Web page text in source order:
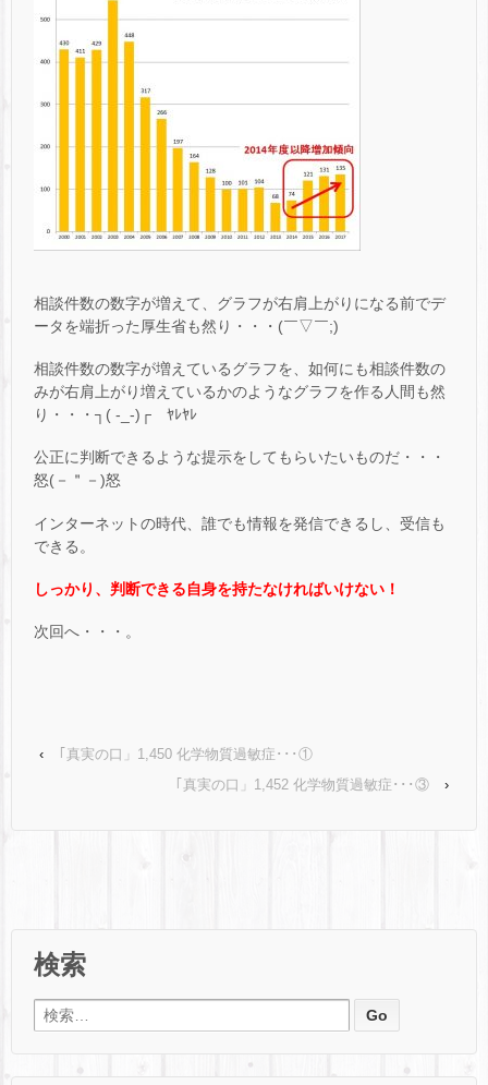
相談件数の数字が増えて、グラフが右肩上がりになる前でデ
ータを端折った厚生省も然り・・・(￣▽￣;)
相談件数の数字が増えているグラフを、如何にも相談件数の
みが右肩上がり増えているかのようなグラフを作る人間も然
り・・・┐( -_-)┌ ﾔﾚﾔﾚ
公正に判断できるような提示をしてもらいたいものだ・・・
怒(－＂－)怒
インターネットの時代、誰でも情報を発信できるし、受信も
できる。
しっかり、判断できる自身を持たなければいけない！
次回へ・・・。
‹
｢真実の口」1,450 化学物質過敏症･･･①
｢真実の口」1,452 化学物質過敏症･･･③
›
検索
検索: